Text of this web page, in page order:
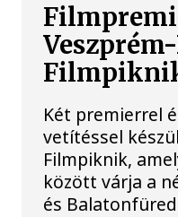
Két premierrel
vetítéssel
Filmpiknik,
között várja a
és